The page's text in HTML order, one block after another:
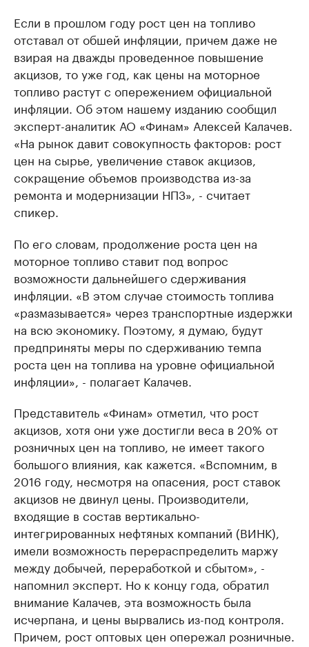
Если в прошлом году рост цен на топливо
отставал от обшей инфляции, причем даже не
взирая на дважды проведенное повышение
акцизов, то уже год, как цены на моторное
топливо растут с опережением официальной
инфляции. Об этом нашему изданию сообщил
эксперт-аналитик АО «Финам» Алексей Калачев.
«На рынок давит совокупность факторов: рост
цен на сырье, увеличение ставок акцизов,
сокращение объемов производства из-за
ремонта и модернизации НПЗ», - считает
спикер.
По его словам, продолжение роста цен на
моторное топливо ставит под вопрос
возможности дальнейшего сдерживания
инфляции. «В этом случае стоимость топлива
«размазывается» через транспортные издержки
на всю экономику. Поэтому, я думаю, будут
предприняты меры по сдерживанию темпа
роста цен на топлива на уровне официальной
инфляции», - полагает Калачев.
Представитель «Финам» отметил, что рост
акцизов, хотя они уже достигли веса в 20% от
розничных цен на топливо, не имеет такого
большого влияния, как кажется. «Вспомним, в
2016 году, несмотря на опасения, рост ставок
акцизов не двинул цены. Производители,
входящие в состав вертикально-
интегрированных нефтяных компаний (ВИНК),
имели возможность перераспределить маржу
между добычей, переработкой и сбытом», -
напомнил эксперт. Но к концу года, обратил
внимание Калачев, эта возможность была
исчерпана, и цены вырвались из-под контроля.
Причем, рост оптовых цен опережал розничные.